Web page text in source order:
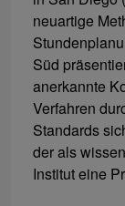
neuartige
Süd
anerkannte
Verfahren
Standards
der als
Institut eine